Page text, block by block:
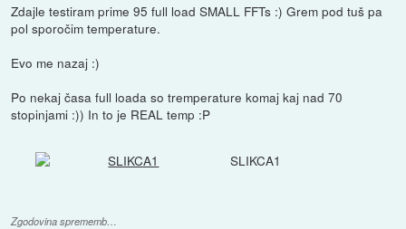
Zdajle testiram prime 95 full load SMALL FFTs :) Grem pod tuš pa
pol sporočim temperature.
Evo me nazaj :)
Po nekaj časa full loada so tremperature komaj kaj nad 70
stopinjami :)) In to je REAL temp :P
SLIKCA1
Zgodovina sprememb…